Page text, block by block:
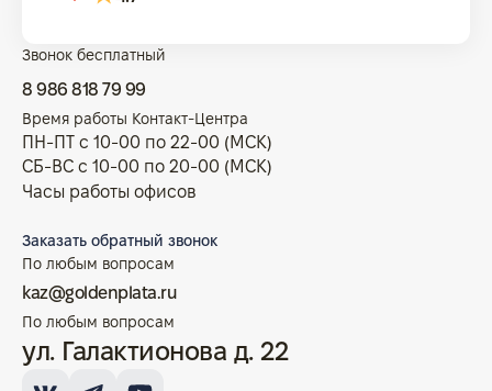
Звонок бесплатный
8 986 818 79 99
Время работы Контакт-Центра
ПН-ПТ с 10-00 по 22-00 (МСК)
СБ-ВС с 10-00 по 20-00 (МСК)
Часы работы офисов
Заказать обратный звонок
По любым вопросам
kaz@goldenplata.ru
По любым вопросам
ул. Галактионова д. 22